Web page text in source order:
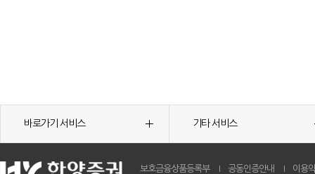
바로가기 서비스 기타 서비스
보호금융상품등록부 공동인증안내 이용